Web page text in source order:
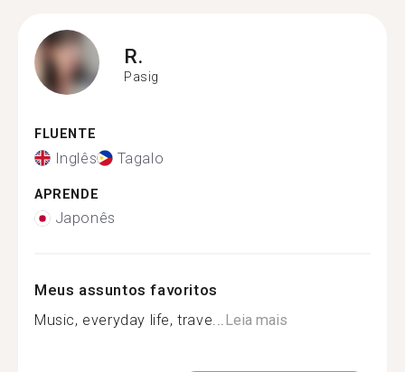
R.
Pasig
FLUENTE
Inglês Tagalo
APRENDE
Japonês
Meus assuntos favoritos
Music, everyday life, trave...Leia mais